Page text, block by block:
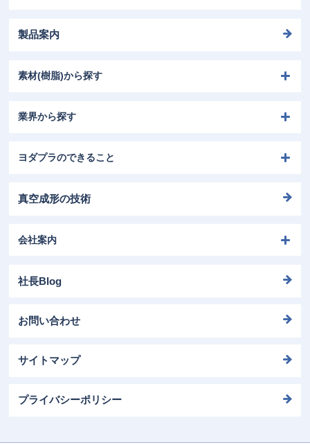
製品案内
素材(樹脂)から探す
業界から探す
ヨダプラのできること
真空成形の技術
会社案内
社長Blog
お問い合わせ
サイトマップ
プライバシーポリシー